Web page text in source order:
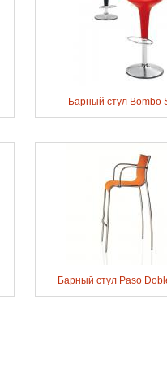
Барный стул Bombo
Барный стул Paso